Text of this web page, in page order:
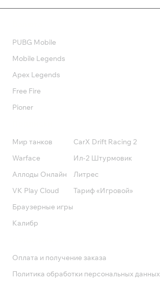
PUBG Mobile
Mobile Legends
Apex Legends
Free Fire
Pioner
Мир танков
Warface
Аллоды Онлайн
VK Play Cloud
Браузерные игры
Калибр
CarX Drift Racing 2
Ил-2 Штурмовик
Литрес
Тариф «Игровой»
Оплата и получение заказа
Политика обработки персональных данных